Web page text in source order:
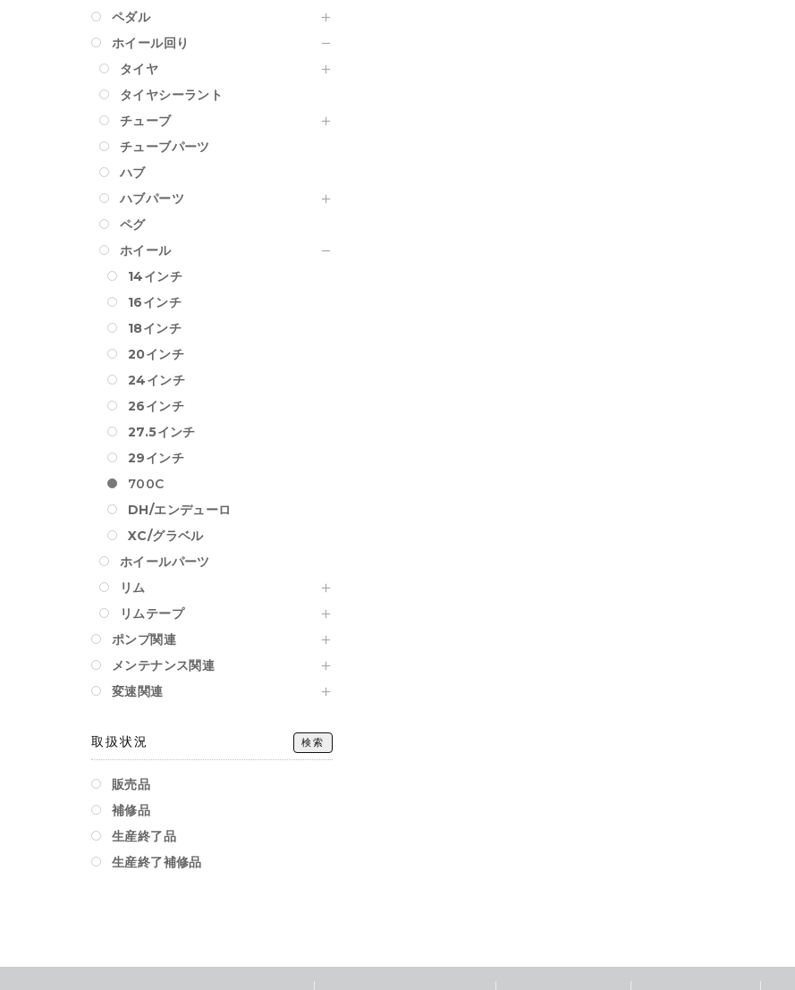
ペダル
ホイール回り
タイヤ
タイヤシーラント
チューブ
チューブパーツ
ハブ
ハブパーツ
ペグ
ホイール
14インチ
16インチ
18インチ
20インチ
24インチ
26インチ
27.5インチ
29インチ
700C
DH/エンデューロ
XC/グラベル
ホイールパーツ
リム
リムテープ
ポンプ関連
メンテナンス関連
変速関連
取扱状況 検索
販売品
補修品
生産終了品
生産終了補修品